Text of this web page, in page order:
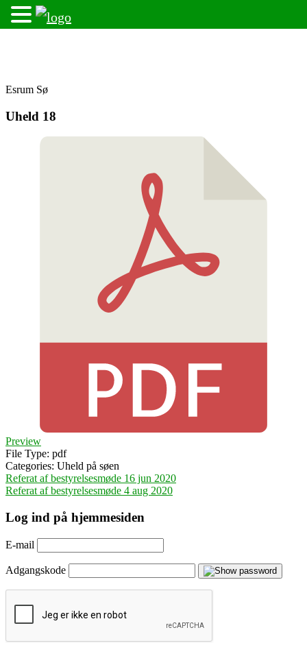
Esrum Sø
Uheld 18
Preview
File Type: pdf
Categories: Uheld på søen
Indlægsnavigation
Referat af bestyrelsesmøde 16 jun 2020
Referat af bestyrelsesmøde 4 aug 2020
Log ind på hjemmesiden
E-mail
Adgangskode